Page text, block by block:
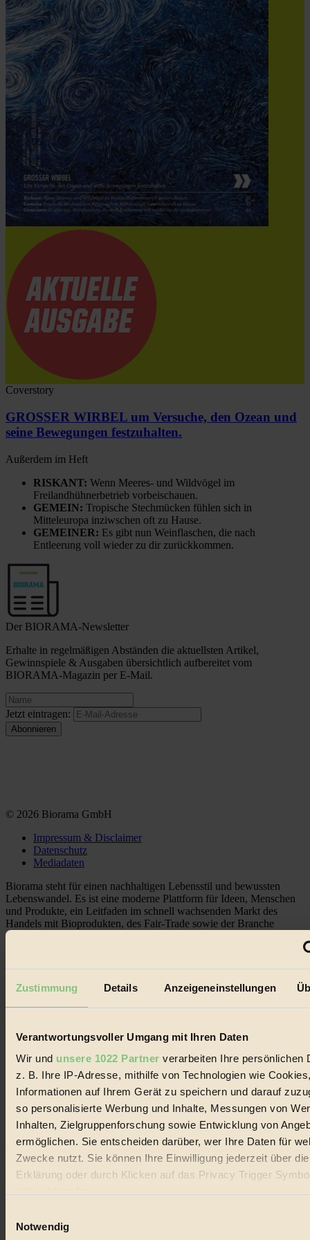
Zustimmung Details Anzeigeneinstellungen
Verantwortungsvoller Umgang mit Ihren Daten
Wir und unsere 1022 Partner verarbeiten Ihre persönlichen
z. B. Ihre IP-Adresse, mithilfe von Technologien wie
Informationen auf Ihrem Gerät zu speichern und darauf
so personalisierte Werbung und Inhalte, Messungen von
Inhalten, Zielgruppenforschung sowie Entwicklung von
ermöglichen. Sie entscheiden darüber, wer Ihre Daten für
Zwecke nutzt. Sie können Ihre Einwilligung jederzeit über
Erklärung oder durch Klicken auf das Privacy Trigger
Wenn Sie es erlauben, würden wir auch gerne:
Notwendig
Coverstory
GROSSER WIRBEL um Versuche, den Ozean und
seine Bewegungen festzuhalten.
Außerdem im Heft
RISKANT: Wenn Meeres- und Wildvögel im
Freilandhühnerbetrieb vorbeischauen.
GEMEIN: Tropische Stechmücken fühlen sich in
Mitteleuropa inziwschen oft zu Hause.
GEMEINER: Es gibt nun Weinflaschen, die nach
Entleerung voll wieder zu dir zurückkommen.
Der BIORAMA-Newsletter
Erhalte in regelmäßigen Abständen die aktuellsten Artikel,
Gewinnspiele & Ausgaben übersichtlich aufbereitet vom
BIORAMA-Magazin per E-Mail.
Jetzt eintragen:
© 2026 Biorama GmbH
Impressum & Disclaimer
Datenschutz
Mediadaten
Biorama steht für einen nachhaltigen Lebensstil und bewussten
Lebenswandel. Es ist eine moderne Plattform für Ideen, Menschen
und Produkte, ein Leitfaden im schnell wachsenden Markt des
Handels mit Bioprodukten, des Fair-Trade sowie der Branche
alternativer Energien.
22.601 Fans auf Facebook
3.415 Follower auf Twitter
Folge uns auf Instagram
Themen
Vegan